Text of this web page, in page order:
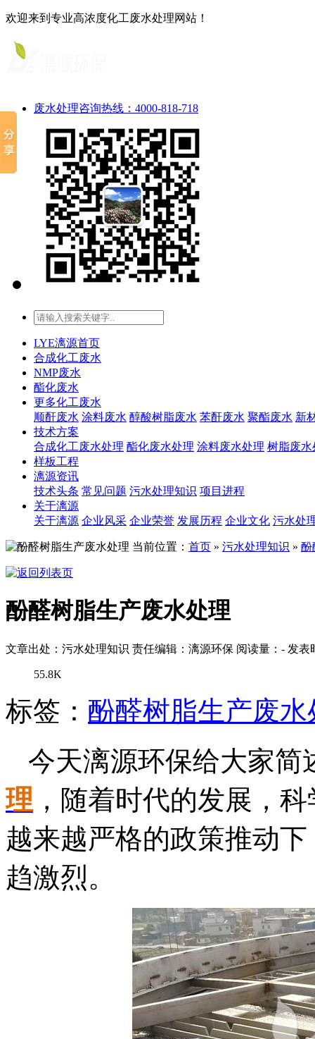
欢迎来到专业高浓度化工废水处理网站！
废水处理咨询热线：4000-818-718
LYE漓源首页
合成化工废水
NMP废水
酯化废水
更多化工废水
顺酐废水 涂料废水 醇酸树脂废水 苯酐废水 聚酯废水 新
技术方案
合成化工废水处理 酯化废水处理 涂料废水处理 树脂废水
样板工程
漓源资讯
技术头条 常见问题 污水处理知识 项目进程
关于漓源
关于漓源 企业风采 企业荣誉 发展历程 企业文化 污水处
当前位置： 首页 » 污水处理知识 » 酚
酚醛树脂生产废水处理
文章出处：污水处理知识 责任编辑：漓源环保 阅读量： - 发表
55.8K
标签： 酚醛树脂生产废水
今天漓源环保给大家简
理 ，随着时代的发展，
越来越严格的政策推动
趋激烈。